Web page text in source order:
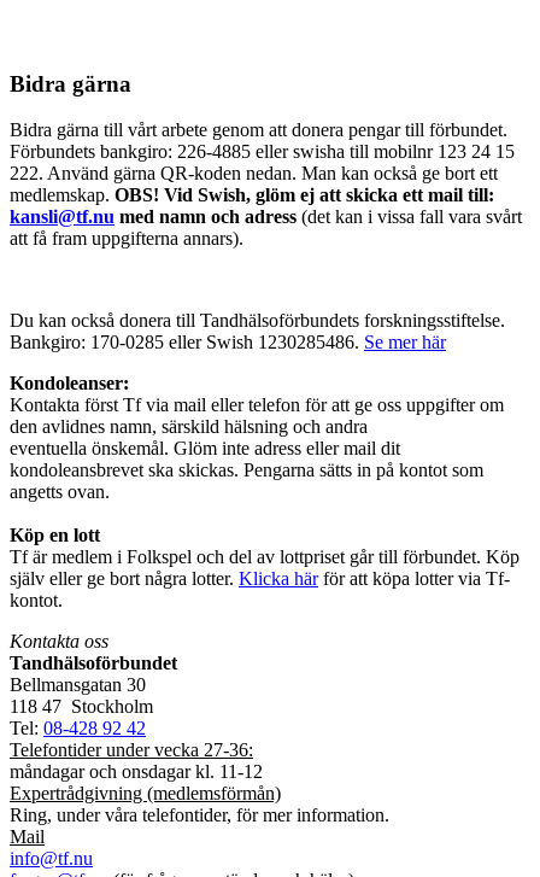
Bidra gärna
Bidra gärna till vårt arbete genom att donera pengar till förbundet.
Förbundets bankgiro: 226-4885 eller swisha till mobilnr 123 24 15
222. Använd gärna QR-koden nedan. Man kan också ge bort ett
medlemskap. OBS! Vid Swish, glöm ej att skicka ett mail till:
kansli@tf.nu med namn och adress (det kan i vissa fall vara svårt
att få fram uppgifterna annars).
Du kan också donera till Tandhälsoförbundets forskningsstiftelse.
Bankgiro: 170-0285 eller Swish 1230285486. Se mer här
Kondoleanser:
Kontakta först Tf via mail eller telefon för att ge oss uppgifter om
den avlidnes namn, särskild hälsning och andra
eventuella önskemål. Glöm inte adress eller mail dit
kondoleansbrevet ska skickas. Pengarna sätts in på kontot som
angetts ovan.
Köp en lott
Tf är medlem i Folkspel och del av lottpriset går till förbundet. Köp
själv eller ge bort några lotter. Klicka härför att köpa lotter via Tf-
kontot.
Kontakta oss
Tandhälsoförbundet
Bellmansgatan 30
118 47 Stockholm
Tel: 08-428 92 42
Telefontider under vecka 27-36:
måndagar och onsdagar kl. 11-12
Expertrådgivning (medlemsförmån)
Ring, under våra telefontider, för mer information.
Mail
info@tf.nu